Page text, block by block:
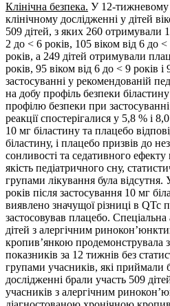
Клінічна безпека. У 12-тижневому
клінічному дослідженні у дітей
509 дітей, з яких 260 отримували
2 до < 6 років, 105 віком від 6 до
років, а 249 дітей отримували
років, 95 віком від 6 до < 9 років
застосуванні у рекомендованій
на добу профіль безпеки
профілю безпеки при
реакції спостерігалися у 5,8 % і
10 мг біластину та плацебо
біластину, і плацебо призвів до
сонливості та седативного
якість педіатричного сну,
групами лікування була відсутня.
років після застосування 10 мг
виявлено значущої різниці в QTc
застосовував плацебо.
дітей з алергічним
кропив’янкою продемонструвала
показників за 12 тижнів без
групами учасників, які приймали
дослідженні брали участь 509
учасників з алергічним